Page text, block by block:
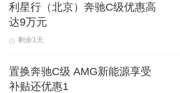
利星行（北京）奔驰C级优惠高
达9万元
剩余1天
置换奔驰C级 AMG新能源享受
补贴还优惠1